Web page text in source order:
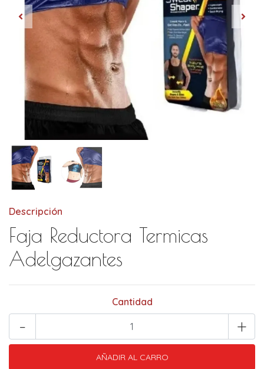
Descripción
Faja Reductora Termicas
Adelgazantes
Cantidad
+
-